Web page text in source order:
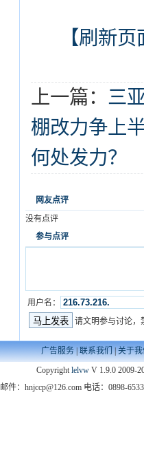
【刷新
上一篇： 三
棚改力争上
何处发力？
网友点评
没有点评
参与点评
用户名：
请文明参与讨论，
广告服务|联系我们|关于
Copyright lelvwV 1.9.0 2009-
邮件：hnjccp@126.com 电话：0898-